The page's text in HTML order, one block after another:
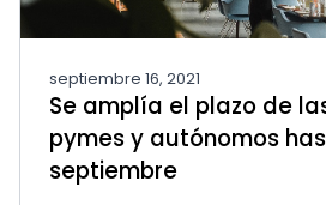
septiembre 16, 2021
Se amplía el plazo de
pymes y autónomos
septiembre